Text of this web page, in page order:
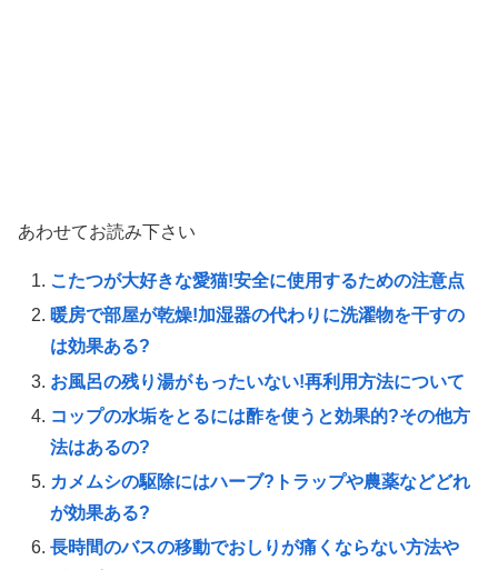
あわせてお読み下さい
こたつが大好きな愛猫!安全に使用するための注意点
暖房で部屋が乾燥!加湿器の代わりに洗濯物を干すの
は効果ある?
お風呂の残り湯がもったいない!再利用方法について
コップの水垢をとるには酢を使うと効果的?その他方
法はあるの?
カメムシの駆除にはハーブ?トラップや農薬などどれ
が効果ある?
長時間のバスの移動でおしりが痛くならない方法や